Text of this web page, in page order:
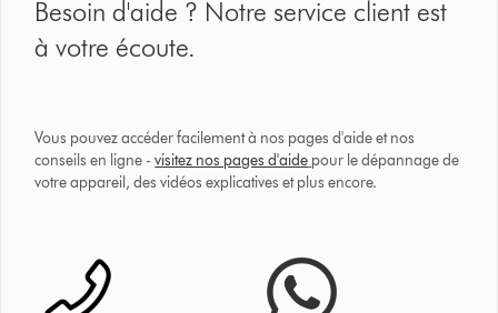
Besoin d'aide ? Notre service client est
à votre écoute.
Vous pouvez accéder facilement à nos pages d'aide et nos
conseils en ligne -visitez nos pages d'aide pour le dépannage de
votre appareil, des vidéos explicatives et plus encore.